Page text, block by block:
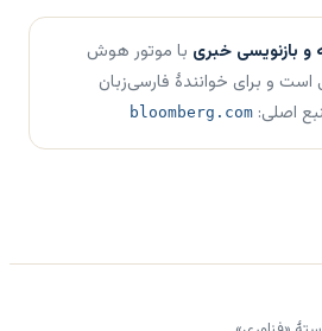
و بازنویسی خبری با موتور هوش
و برای خوانندهٔ فارسی‌زبان
اصلی: bloomberg.com